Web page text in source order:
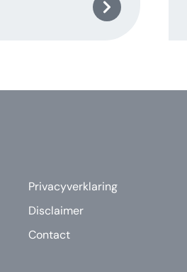
Privacyverklaring
Disclaimer
Contact